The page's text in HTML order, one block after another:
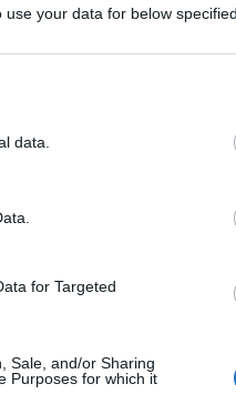
your data for below
data.
for Targeted
Sale, and/or Sharing
Purposes for which it
Tetszik 0